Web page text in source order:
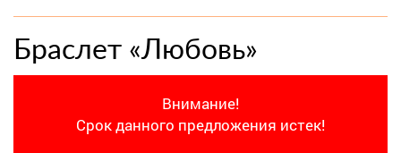
Браслет «Любовь»
Внимание!
Срок данного предложения истек!